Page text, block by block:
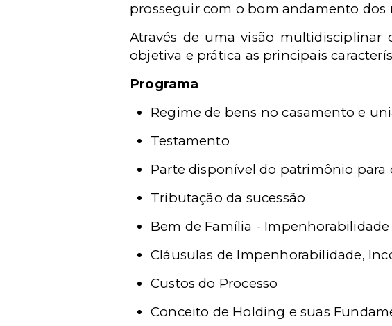
prosseguir com o bom andamento dos
Através de uma visão
objetiva e prática as principais
Programa
Regime de bens no casamento e
Testamento
Parte disponível do patrimônio para
Tributação da sucessão
Bem de Família -
Cláusulas de Impenhorabilidade,
Custos do Processo
Conceito de Holding e suas